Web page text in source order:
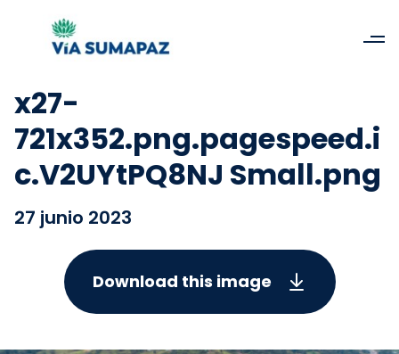
x27-
721x352.png.pagespeed.i
c.V2UYtPQ8NJ Small.png
27 junio 2023
Download this image